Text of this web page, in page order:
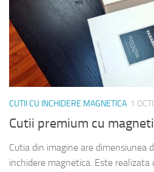
CUTII CU INCHIDERE MAGNETICA 1
Cutii premium cu
Cutia din imagine are dimensiunea
inchidere magnetica. Este